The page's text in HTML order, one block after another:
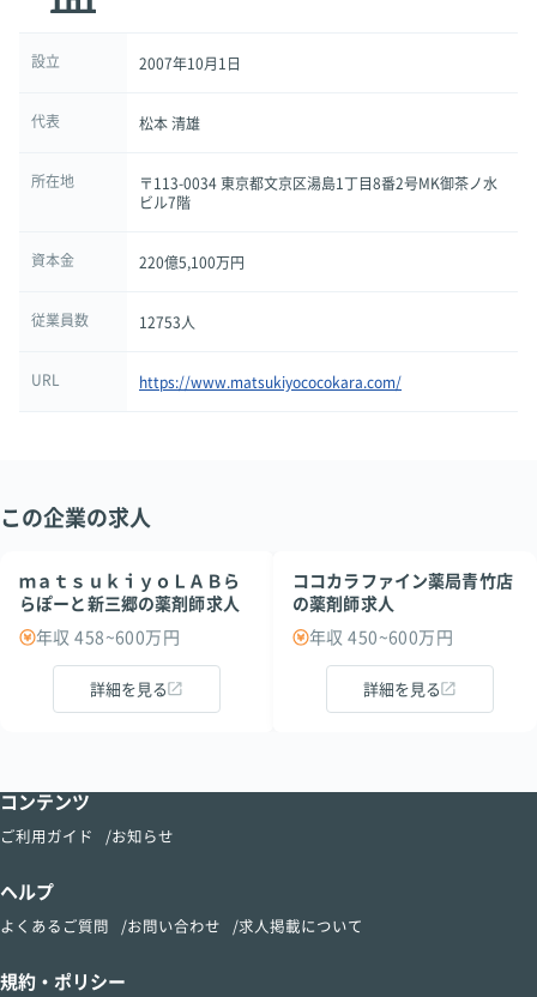
設立 2007年10月1日
代表 松本 清雄
所在地
〒113-0034 東京都文京区湯島1丁目8番2号MK御茶ノ水
ビル7階
資本金 220億5,100万円
従業員数 12753人
URL https://www.matsukiyococokara.com/
この企業の求人
ｍａｔｓｕｋｉｙｏＬＡＢら
らぽーと新三郷の薬剤師求人
年収 458~600万円
詳細を見る
ココカラファイン薬局青竹店
の薬剤師求人
年収 450~600万円
詳細を見る
コンテンツ
ご利用ガイド お知らせ
ヘルプ
よくあるご質問 お問い合わせ 求人掲載について
規約・ポリシー